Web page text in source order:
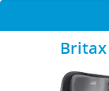
Britax